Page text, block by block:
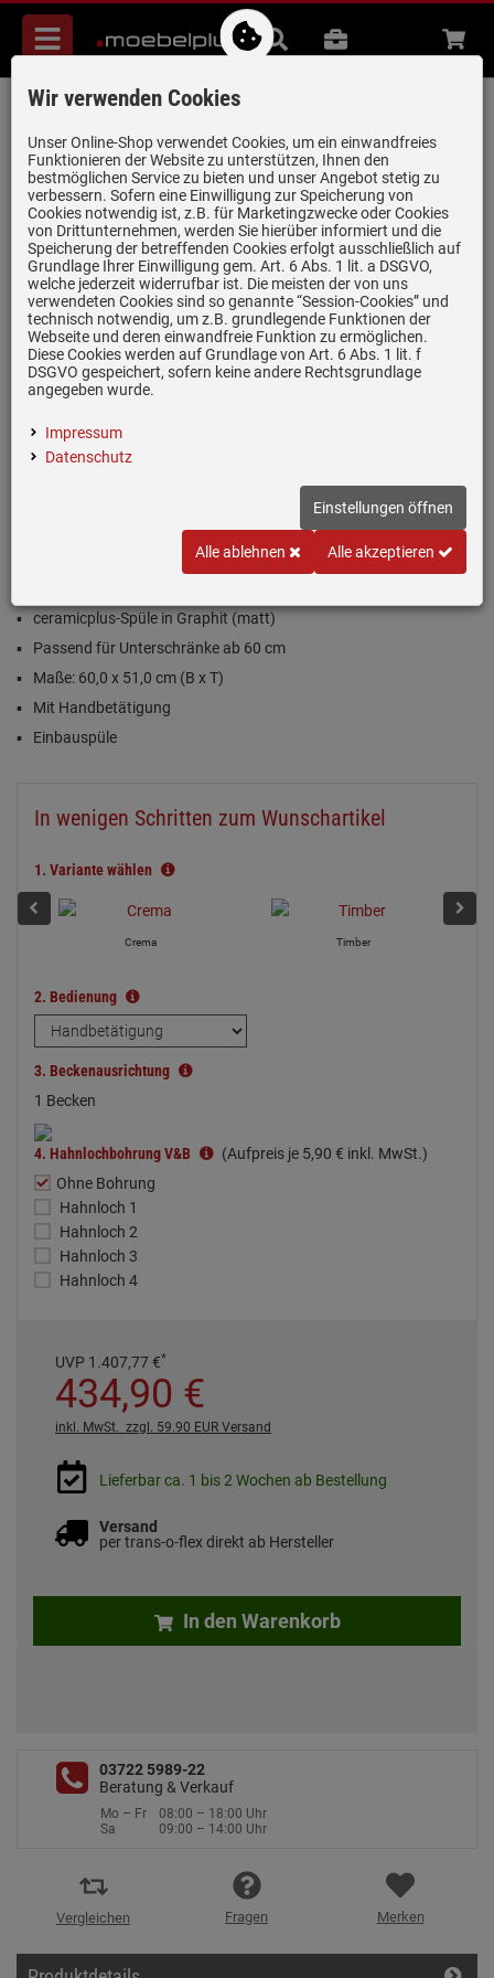
Menü
Suche
B2B Beratung
Villeroy & Boch Subway 60 S Graphit -
3309 01 i4 Keramikspüle
Handbetätigung
Artikel-Nummer:19940040 | Herstellernummer:330901i4 |
EAN:4051202309664
Inklusive 5 Jahre Garantie
ceramicplus-Spüle in Graphit (matt)
Passend für Unterschränke ab 60 cm
Maße: 60,0 x 51,0 cm (B x T)
Mit Handbetätigung
Einbauspüle
In wenigen Schritten zum Wunschartikel
1. Variante wählen
Crema Timber
2. Bedienung
3. Beckenausrichtung
1 Becken
4. Hahnlochbohrung V&B (Aufpreis je 5,90 € inkl. MwSt.)
Ohne Bohrung
Hahnloch 1
Hahnloch 2
Hahnloch 3
Hahnloch 4
UVP 1.407,77 €*
434,90 €
inkl. MwSt. zzgl. 59.90 EUR Versand
Lieferbar ca. 1 bis 2 Wochen ab Bestellung
Versand
per trans-o-flex direkt ab Hersteller
In den Warenkorb
03722 5989-22
Beratung & Verkauf
Mo – Fr
08:00 – 18:00 Uhr
Sa
09:00 – 14:00 Uhr
Vergleichen Fragen Merken
Wir verwenden Cookies
Unser Online-Shop verwendet Cookies, um ein einwandfreies
Funktionieren der Website zu unterstützen, Ihnen den
bestmöglichen Service zu bieten und unser Angebot stetig zu
verbessern. Sofern eine Einwilligung zur Speicherung von
Cookies notwendig ist, z.B. für Marketingzwecke oder Cookies
von Drittunternehmen, werden Sie hierüber informiert und die
Speicherung der betreffenden Cookies erfolgt ausschließlich auf
Grundlage Ihrer Einwilligung gem. Art. 6 Abs. 1 lit. a DSGVO,
welche jederzeit widerrufbar ist. Die meisten der von uns
verwendeten Cookies sind so genannte “Session-Cookies” und
technisch notwendig, um z.B. grundlegende Funktionen der
Webseite und deren einwandfreie Funktion zu ermöglichen.
Diese Cookies werden auf Grundlage von Art. 6 Abs. 1 lit. f
DSGVO gespeichert, sofern keine andere Rechtsgrundlage
angegeben wurde.
Impressum
Datenschutz
Einstellungen öffnen
Alle ablehnen Alle akzeptieren